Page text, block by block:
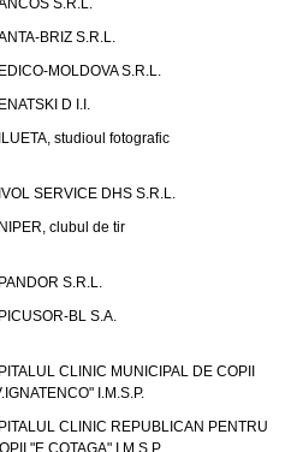
S.R.L.
BRIZ S.R.L.
MOLDOVA S.R.L.
D I.I.
studioul fotografic
SERVICE DHS S.R.L.
clubul de tir
S.R.L.
BL S.A.
CLINIC MUNICIPAL DE COPII
I.M.S.P.
CLINIC REPUBLICAN PENTRU
"E.COTAGA" I.M.S.P.